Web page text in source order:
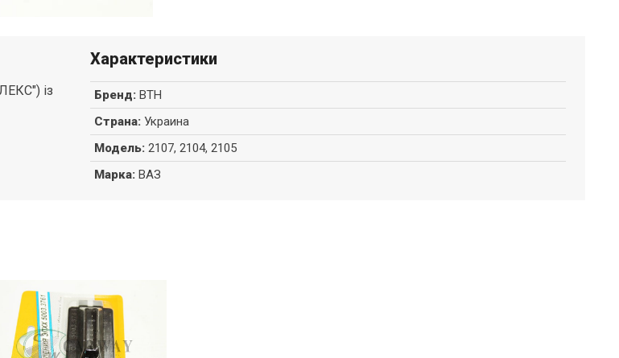
із
Характеристики
Бренд: ВТН
Страна: Украина
Модель: 2107, 2104, 2105
Марка: ВАЗ